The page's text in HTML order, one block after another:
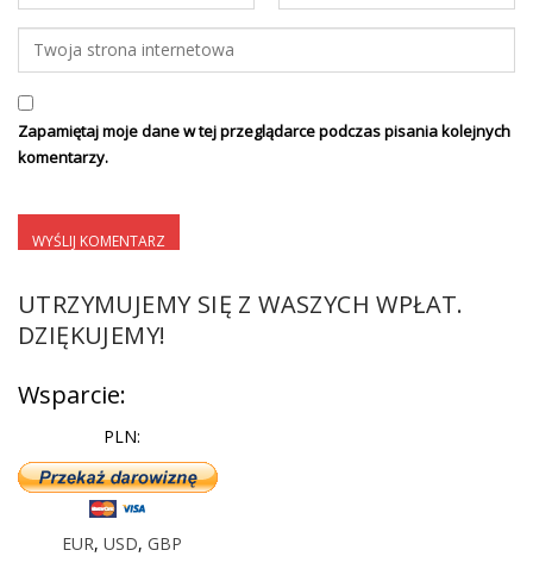
Zapamiętaj moje dane w tej przeglądarce podczas pisania kolejnych
komentarzy.
UTRZYMUJEMY SIĘ Z WASZYCH WPŁAT.
DZIĘKUJEMY!
Wsparcie:
PLN:
EUR, USD, GBP